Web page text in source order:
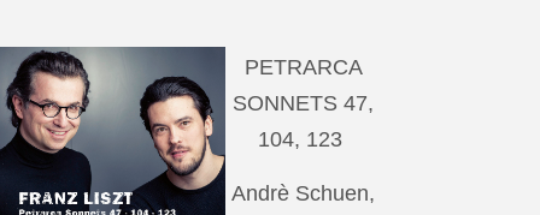
PETRARCA
SONNETS 47,
104, 123
Andrè Schuen,